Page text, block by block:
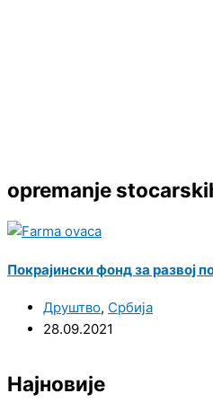
opremanje
Покрајински фонд за развој
Друштво, Србија
28.09.2021
Најновије